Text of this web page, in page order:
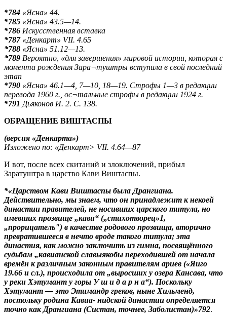
*784 «Ясна» 44.
*785 «Ясна» 43.5—14.
*786 Искусственная вставка
*787«Денкарт» VII. 4.65
*788 «Ясна» 51.12—13.
*789 Вероятно, «для завершения» мировой истории, которая с
момента рождения Зара¬туштры вступила в свой последний
этап
*790 «Ясна» 46.1—4, 7—10, 18—19. Строфы 1—3 в редакции
перевода 1960 г., ос¬тальные строфы в редакции 1924 г.
*791 Дьяконов И. 2. С. 138.
ОБРАЩЕНИЕ ВИШТАСПЫ
(версия «Денкарта»)
Изложено по: «Денкарт> VII. 4.64—87
И вот, после всех скитаний и злоключений, прибыл
Заратуштра в царство Кави Виштаспы.
*«Царством Кави Виштаспы была Дрангиана.
Действительно, мы знаем, что он принадлежит к некоей
династии правителей, не носивших царского титула, но
имевших прозвище „кави“ („стихотворец»1,
„прорицатель") в качестве родового прозвища, вторично
превратившееся в нечто вроде такого титула; эта
династия, как можно заключить из гимна, посвящённого
судьбам „кавианской славыякобы переходившей от начала
времён к различным законным правителям ариев («Яиго
19.66 и сл.), происходила от „выросших у озера Кансава, что
у реки Хэтумант у горы У ш и д а р н а“). Поскольку
Хэтумант — это Этимандр греков, ныне Хильменд,
постольку родина Кавиа- нидской династии определяется
точно как Дрангиана (Систан, точнее, Заболистан)»792.